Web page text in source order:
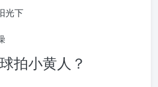
光下
拍小黄人？